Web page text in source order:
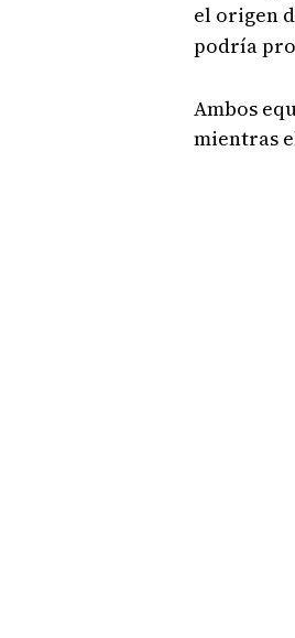
el origen
podría
Ambos
mientras